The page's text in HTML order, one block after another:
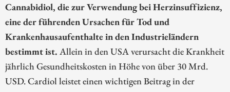
Cannabidiol, die zur Verwendung bei Herzinsuffizienz,
eine der führenden Ursachen für Tod und
Krankenhausaufenthalte in den Industrieländern
bestimmt ist. Allein in den USA verursacht die Krankheit
jährlich Gesundheitskosten in Höhe von über 30 Mrd.
USD. Cardiol leistet einen wichtigen Beitrag in der